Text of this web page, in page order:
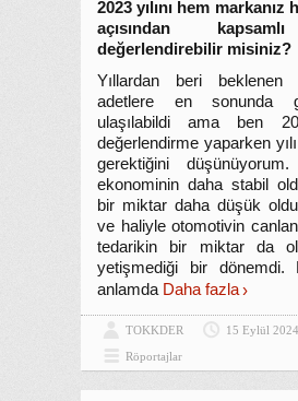
2023 yılını hem markanız
açısından
değerlendirebilir misiniz?
Yıllardan beri beklenen
adetlere en sonunda
ulaşılabildi ama ben
değerlendirme yaparken
gerektiğini
ekonominin daha stabil
bir miktar daha düşük
ve haliyle otomotivin
tedarikin bir miktar da
yetişmediği bir dönemdi.
anlamda Daha fazla
TOKKDER
15 Eylül 2024
Röportajlar